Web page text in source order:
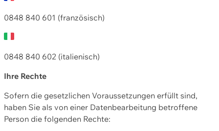
0848 840 601 (französisch)
0848 840 602 (italienisch)
Ihre Rechte
Sofern die gesetzlichen Voraussetzungen erfüllt sind,
haben Sie als von einer Datenbearbeitung betroffene
Person die folgenden Rechte: